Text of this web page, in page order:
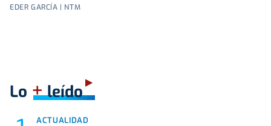
EDER GARCÍA | NTM
Lo +leído
ACTUALIDAD